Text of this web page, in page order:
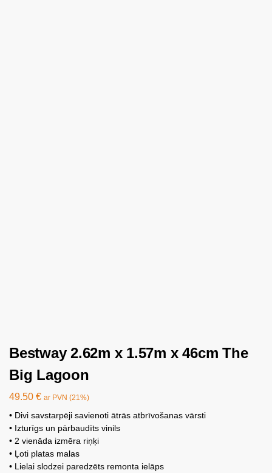
Bestway 2.62m x 1.57m x 46cm The
Big Lagoon
49.50 € ar PVN (21%)
• Divi savstarpēji savienoti ātrās atbrīvošanas vārsti
• Izturīgs un pārbaudīts vinils
• 2 vienāda izmēra riņķi
• Ļoti platas malas
• Lielai slodzei paredzēts remonta ielāps